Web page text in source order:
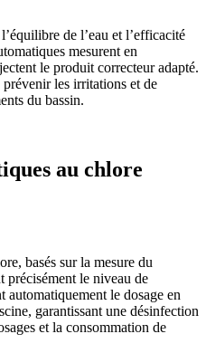
de l’eau et l’efficacité
mesurent en
le produit correcteur adapté.
prévenir les irritations et de
du bassin.
au chlore
basés sur la mesure du
le niveau de
automatiquement le dosage en
garantissant une désinfection
et la consommation de